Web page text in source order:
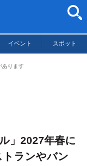
イベント スポット
あります
」2027年春に
ランやバン